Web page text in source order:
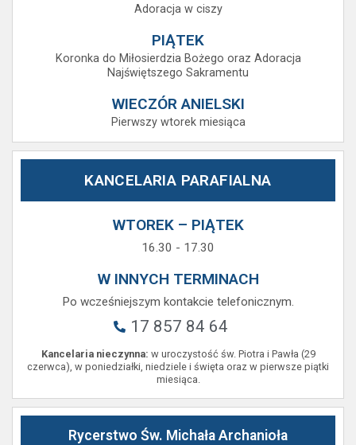
Adoracja w ciszy
PIĄTEK
Koronka do Miłosierdzia Bożego oraz Adoracja
Najświętszego Sakramentu
WIECZÓR ANIELSKI
Pierwszy wtorek miesiąca
KANCELARIA PARAFIALNA
WTOREK – PIĄTEK
16.30 - 17.30
W INNYCH TERMINACH
Po wcześniejszym kontakcie telefonicznym.
17 857 84 64
Kancelaria nieczynna: w uroczystość św. Piotra i Pawła (29
czerwca), w poniedziałki, niedziele i święta oraz w pierwsze piątki
miesiąca.
Rycerstwo Św. Michała Archanioła